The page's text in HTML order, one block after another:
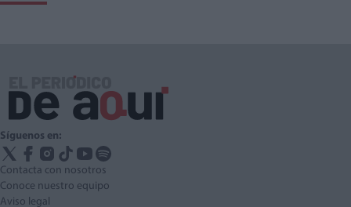
Síguenos en:
Contacta con nosotros
Conoce nuestro equipo
Aviso legal